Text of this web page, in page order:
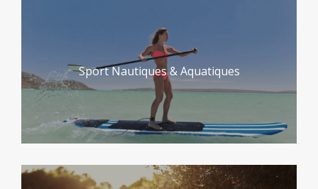
Sport Nautiques & Aquatiques